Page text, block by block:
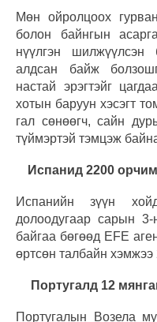
Мөн ойролцоох
болон байнгын
нүүлгэн шилжүүлсэн
алдсан байж
настай эрэгтэйг
хотын баруун хэсэгт
гал сөнөөгч, сайн
түймэртэй тэмцэж
Испанид 2200
Испанийн зүүн
долоодугаар сарын
байгаа бөгөөд EFE
өртсөн талбайн хэмжээ
Португалд 12
Португалын Возела